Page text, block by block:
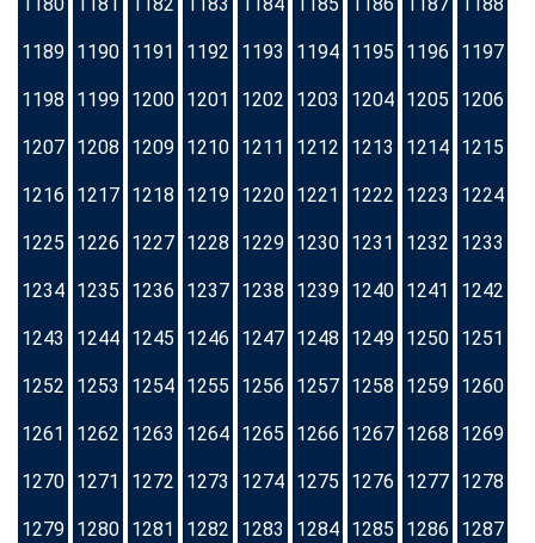
1189 1190 1191 1192 1193 1194 1195 1196 1197
1198 1199 1200 1201 1202 1203 1204 1205 1206
1207 1208 1209 1210 1211 1212 1213 1214 1215
1216 1217 1218 1219 1220 1221 1222 1223 1224
1225 1226 1227 1228 1229 1230 1231 1232 1233
1234 1235 1236 1237 1238 1239 1240 1241 1242
1243 1244 1245 1246 1247 1248 1249 1250 1251
1252 1253 1254 1255 1256 1257 1258 1259 1260
1261 1262 1263 1264 1265 1266 1267 1268 1269
1270 1271 1272 1273 1274 1275 1276 1277 1278
1279 1280 1281 1282 1283 1284 1285 1286 1287